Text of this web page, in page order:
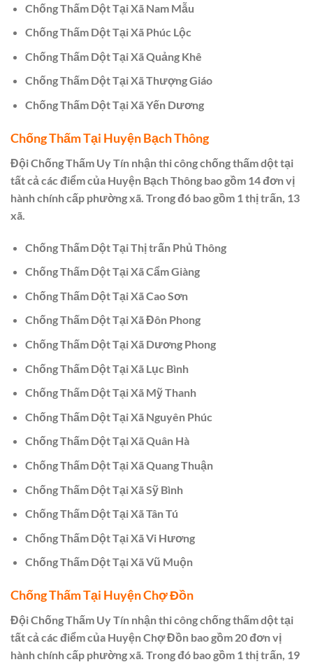
Chống Thấm Dột Tại Xã Nam Mẫu
Chống Thấm Dột Tại Xã Phúc Lộc
Chống Thấm Dột Tại Xã Quảng Khê
Chống Thấm Dột Tại Xã Thượng Giáo
Chống Thấm Dột Tại Xã Yến Dương
Chống Thấm Tại Huyện Bạch Thông
Đội Chống Thấm Uy Tín nhận thi công chống thấm dột tại
tất cả các điểm của Huyện Bạch Thông bao gồm 14 đơn vị
hành chính cấp phường xã. Trong đó bao gồm 1 thị trấn, 13
xã.
Chống Thấm Dột Tại Thị trấn Phủ Thông
Chống Thấm Dột Tại Xã Cẩm Giàng
Chống Thấm Dột Tại Xã Cao Sơn
Chống Thấm Dột Tại Xã Đôn Phong
Chống Thấm Dột Tại Xã Dương Phong
Chống Thấm Dột Tại Xã Lục Bình
Chống Thấm Dột Tại Xã Mỹ Thanh
Chống Thấm Dột Tại Xã Nguyên Phúc
Chống Thấm Dột Tại Xã Quân Hà
Chống Thấm Dột Tại Xã Quang Thuận
Chống Thấm Dột Tại Xã Sỹ Bình
Chống Thấm Dột Tại Xã Tân Tú
Chống Thấm Dột Tại Xã Vi Hương
Chống Thấm Dột Tại Xã Vũ Muộn
Chống Thấm Tại Huyện Chợ Đồn
Đội Chống Thấm Uy Tín nhận thi công chống thấm dột tại
tất cả các điểm của Huyện Chợ Đồn bao gồm 20 đơn vị
hành chính cấp phường xã. Trong đó bao gồm 1 thị trấn, 19